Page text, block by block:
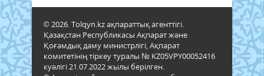
© 2026. Tolqyn.kz ақпараттық агенттігі.
Қазақстан Республикасы Ақпарат және
Қоғамдық даму министрлігі, Ақпарат
комитетінің тіркеу туралы № KZ05VPY00052416
куәлігі 21.07.2022 жылы берілген.